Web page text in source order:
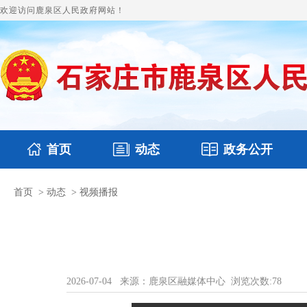
欢迎访问鹿泉区人民政府网站！
首页 动态
国务要闻
政务公开
本区文件
首页 > 动态 > 视频播报
2026-07-04 来源：鹿泉区融媒体中心 浏览次数:78